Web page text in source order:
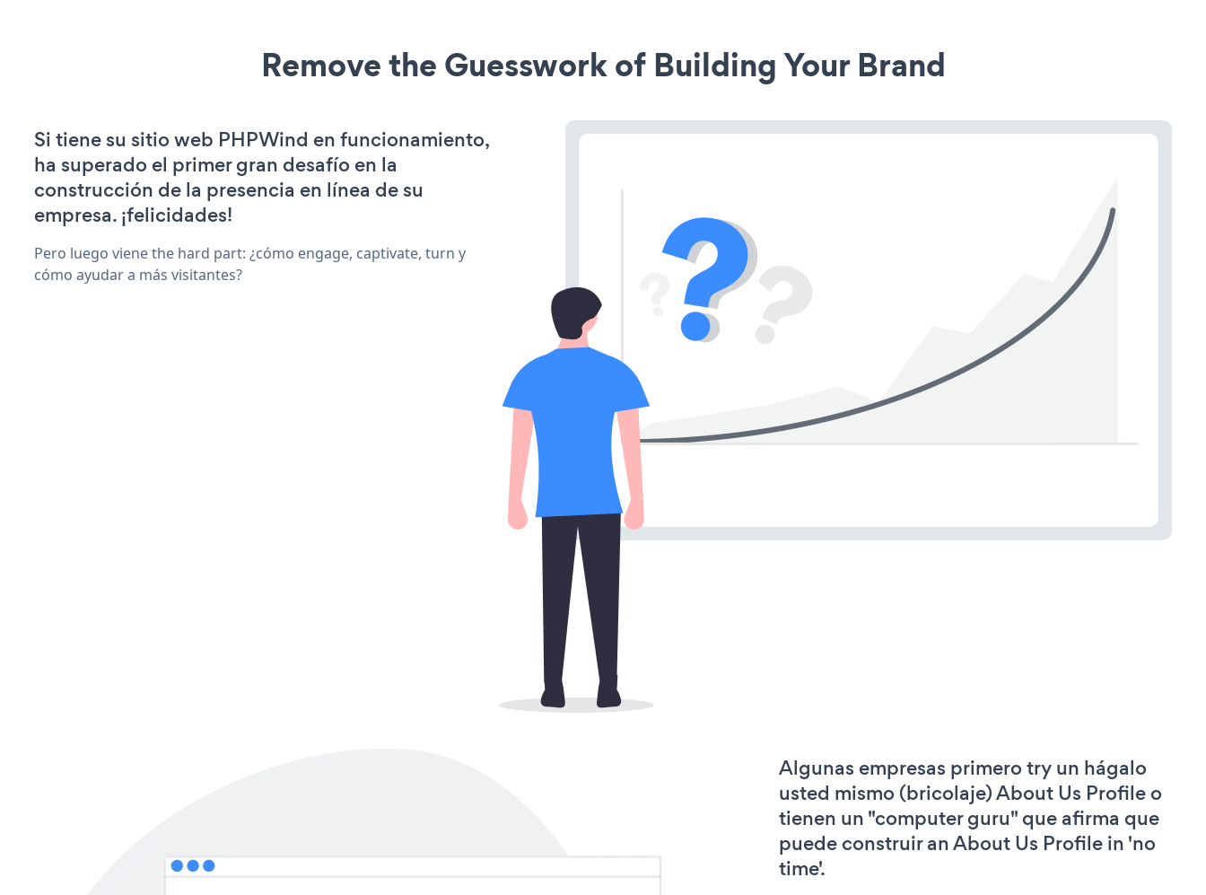
Remove the Guesswork of Building Your Brand
Si tiene su sitio web PHPWind en funcionamiento,
ha superado el primer gran desafío en la
construcción de la presencia en línea de su
empresa. ¡felicidades!
Pero luego viene the hard part: ¿cómo engage, captivate, turn y
cómo ayudar a más visitantes?
Algunas empresas primero try un hágalo
usted mismo (bricolaje) About Us Profile o
tienen un "computer guru" que afirma que
puede construir an About Us Profile in 'no
time'.